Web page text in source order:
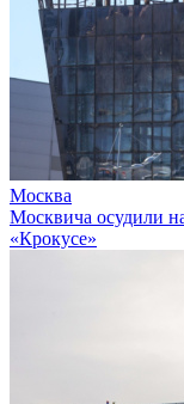
Москва
Москвича осудили
«Крокусе»